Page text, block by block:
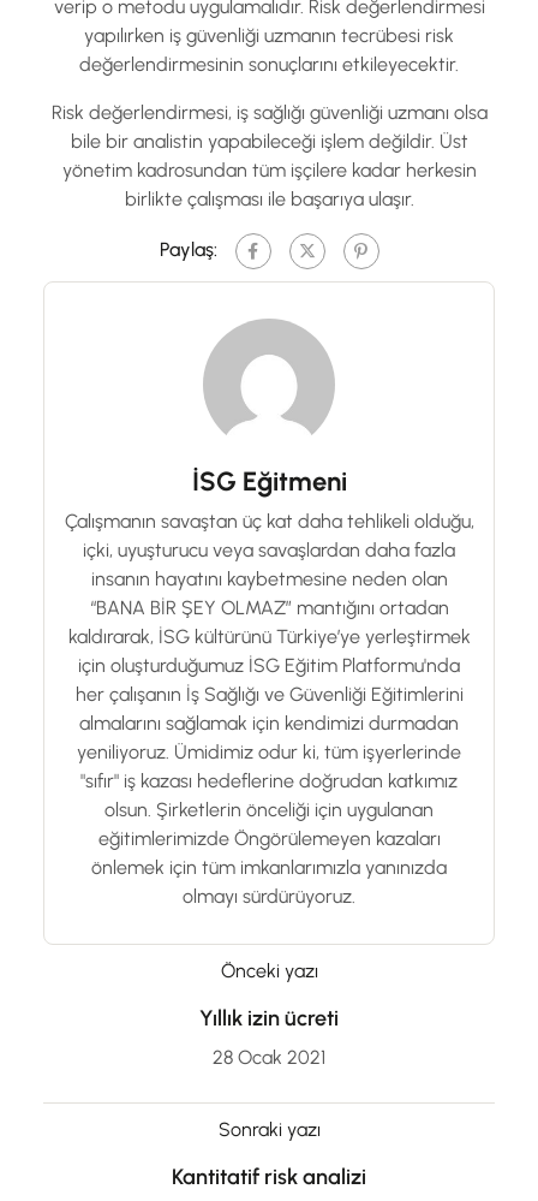
verip o metodu uygulamalıdır. Risk değerlendirmesi
yapılırken iş güvenliği uzmanın tecrübesi risk
değerlendirmesinin sonuçlarını etkileyecektir.
Risk değerlendirmesi, iş sağlığı güvenliği uzmanı olsa
bile bir analistin yapabileceği işlem değildir. Üst
yönetim kadrosundan tüm işçilere kadar herkesin
birlikte çalışması ile başarıya ulaşır.
Paylaş:
İSG Eğitmeni
Çalışmanın savaştan üç kat daha tehlikeli olduğu,
içki, uyuşturucu veya savaşlardan daha fazla
insanın hayatını kaybetmesine neden olan
“BANA BİR ŞEY OLMAZ” mantığını ortadan
kaldırarak, İSG kültürünü Türkiye’ye yerleştirmek
için oluşturduğumuz İSG Eğitim Platformu'nda
her çalışanın İş Sağlığı ve Güvenliği Eğitimlerini
almalarını sağlamak için kendimizi durmadan
yeniliyoruz. Ümidimiz odur ki, tüm işyerlerinde
"sıfır" iş kazası hedeflerine doğrudan katkımız
olsun. Şirketlerin önceliği için uygulanan
eğitimlerimizde Öngörülemeyen kazaları
önlemek için tüm imkanlarımızla yanınızda
olmayı sürdürüyoruz.
Önceki yazı
Yıllık izin ücreti
28 Ocak 2021
Sonraki yazı
Kantitatif risk analizi